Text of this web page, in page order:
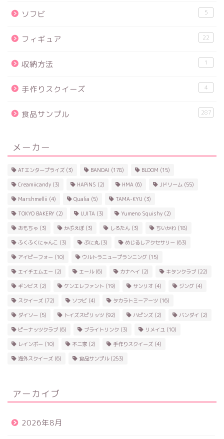
ソフビ 5
フィギュア 22
収納方法 1
手作りスクイーズ 4
食品サンプル 287
メーカー
ATエンタープライズ (3) BANDAI (178) BLOOM (15)
Creamiicandy (3) HAPiNS (2) HMA (6) Jドリーム (55)
Marshmellii (4) Qualia (5) TAMA-KYU (3)
TOKYO BAKERY (2) UJITA (3) Yumeno Squishy (2)
おもちゃ (3) かぷえぼ (3) しろたん (3) ちいかわ (18)
ふくふくにゃんこ (3) ぷに丸(3) めじるしアクセサリー (63)
アイピーフォー (10) ウルトラニュープランニング (15)
エイチエムエー (2) エール(6) カナヘイ (2) キタンクラブ (22)
ギンビス (2) ケンエレファント (19) サンリオ (4) ジング (4)
スクイーズ (72) ソフビ (4) タカラトミーアーツ (16)
ダイソー (5) トイズスピリッツ (92) ハピンズ (2) バンダイ (2)
ピーナッツクラブ (6) ブライトリンク (3) リメイユ (10)
レインボー (10) 不二家 (2) 手作りスクイーズ (4)
海外スクイーズ (6) 食品サンプル(253)
アーカイブ
2026年8月